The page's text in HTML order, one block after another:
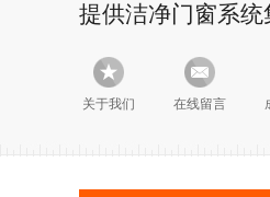
提供洁净门窗系
关于我们 在线留言